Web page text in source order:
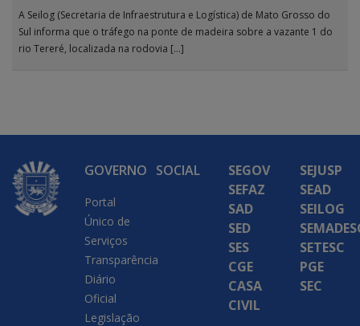
A Seilog (Secretaria de Infraestrutura e Logística) de Mato Grosso do
Sul informa que o tráfego na ponte de madeira sobre a vazante 1 do
rio Tereré, localizada na rodovia […]
GOVERNO
Portal
Único de
Serviços
Transparência
Diário
Oficial
Legislação
SOCIAL
SEGOV
SEFAZ
SAD
SED
SES
CGE
CASA
CIVIL
SEJUSP
SEAD
SEILOG
SETESC
PGE
SEC